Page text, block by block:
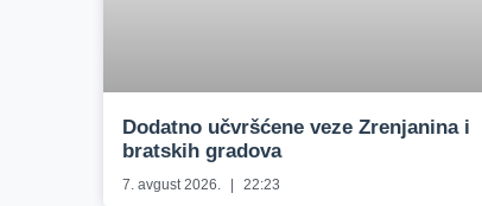
Dodatno učvršćene veze Zrenjanina i
bratskih gradova
7. avgust 2026. 22:23